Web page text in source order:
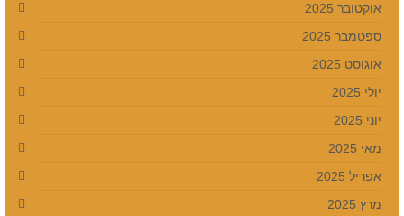
אוקטובר 2025
ספטמבר 2025
אוגוסט 2025
יולי 2025
יוני 2025
מאי 2025
אפריל 2025
מרץ 2025